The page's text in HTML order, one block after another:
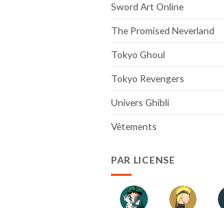
Sword Art Online
The Promised Neverland
Tokyo Ghoul
Tokyo Revengers
Univers Ghibli
Vêtements
PAR LICENSE